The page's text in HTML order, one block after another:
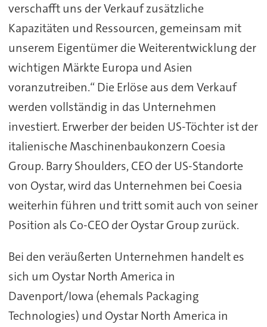
verschafft uns der Verkauf zusätzliche
Kapazitäten und Ressourcen, gemeinsam mit
unserem Eigentümer die Weiterentwicklung der
wichtigen Märkte Europa und Asien
voranzutreiben.“ Die Erlöse aus dem Verkauf
werden vollständig in das Unternehmen
investiert. Erwerber der beiden US-Töchter ist der
italienische Maschinenbaukonzern Coesia
Group. Barry Shoulders, CEO der US-Standorte
von Oystar, wird das Unternehmen bei Coesia
weiterhin führen und tritt somit auch von seiner
Position als Co-CEO der Oystar Group zurück.
Bei den veräußerten Unternehmen handelt es
sich um Oystar North America in
Davenport/Iowa (ehemals Packaging
Technologies) und Oystar North America in